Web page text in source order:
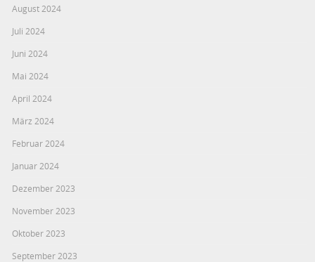
August 2024
Juli 2024
Juni 2024
Mai 2024
April 2024
März 2024
Februar 2024
Januar 2024
Dezember 2023
November 2023
Oktober 2023
September 2023